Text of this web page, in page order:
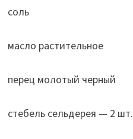
соль
масло растительное
перец молотый черный
стебель сельдерея — 2 шт.